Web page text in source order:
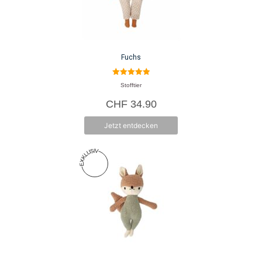
Fuchs
5.00
von 5
Stofftier
CHF34.90
Jetzt entdecken